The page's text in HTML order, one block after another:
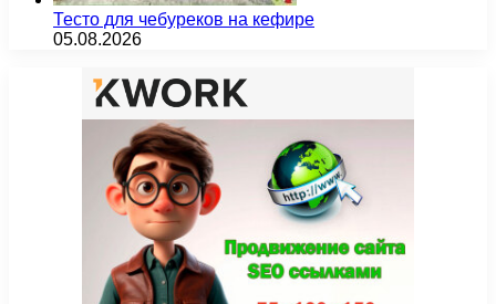
Тесто для чебуреков на кефире
05.08.2026